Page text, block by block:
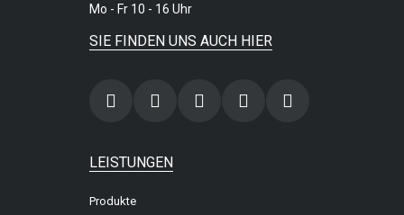
Mo - Fr 10 - 16 Uhr
SIE FINDEN UNS AUCH HIER
LEISTUNGEN
Produkte